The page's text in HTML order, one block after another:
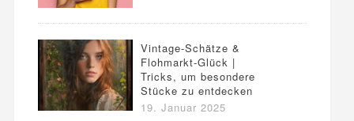
Vintage-Schätze &
Flohmarkt-Glück |
Tricks, um besondere
Stücke zu entdecken
19. Januar 2025